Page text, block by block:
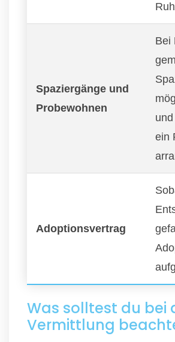
Spaziergänge und
Probewohnen
Bei
ein
Adoptionsvertrag
Was solltest du bei
Vermittlung